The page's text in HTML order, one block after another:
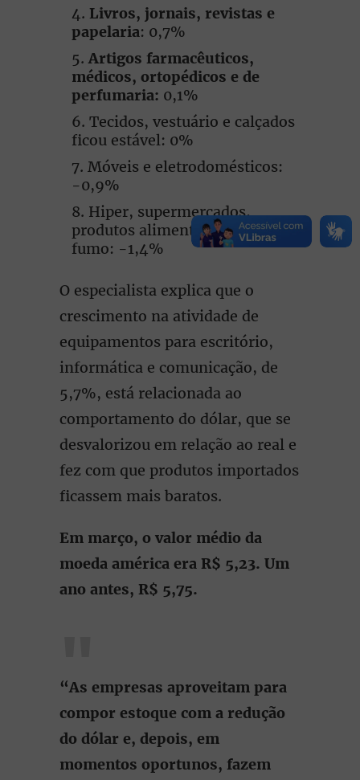
Livros, jornais, revistas e
papelaria: 0,7%
Artigos farmacêuticos,
médicos, ortopédicos e de
perfumaria: 0,1%
Tecidos, vestuário e calçados
ficou estável: 0%
Móveis e eletrodomésticos:
-0,9%
Hiper, supermercados,
produtos alimentícios, bebidas e
fumo: -1,4%
O especialista explica que o
crescimento na atividade de
equipamentos para escritório,
informática e comunicação, de
5,7%, está relacionada ao
comportamento do dólar, que se
desvalorizou em relação ao real e
fez com que produtos importados
ficassem mais baratos.
Em março, o valor médio da
moeda américa era R$ 5,23. Um
ano antes, R$ 5,75.
“As empresas aproveitam para
compor estoque com a redução
do dólar e, depois, em
momentos oportunos, fazem